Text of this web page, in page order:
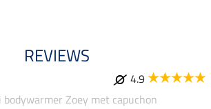
REVIEWS
4.9
Zoey met capuchon